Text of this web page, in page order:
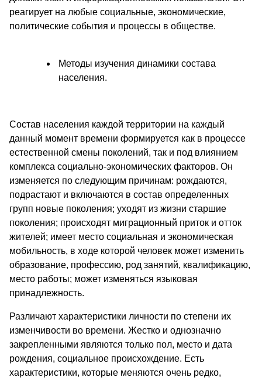
реагирует на любые социальные, экономические,
политические события и процессы в обществе.
Методы изучения динамики состава
населения.
Состав населения каждой территории на каждый
данный момент времени формируется как в процессе
естественной смены поколений, так и под влиянием
комплекса социально-экономических факторов. Он
изменяется по следующим причинам: рождаются,
подрастают и включаются в состав определенных
групп новые поколения; уходят из жизни старшие
поколения; происходят миграционный приток и отток
жителей; имеет место социальная и экономическая
мобильность, в ходе которой человек может изменить
образование, профессию, род занятий, квалификацию,
место работы; может изменяться языковая
принадлежность.
Различают характеристики личности по степени их
изменчивости во времени. Жестко и однозначно
закрепленными являются только пол, место и дата
рождения, социальное происхождение. Есть
характеристики, которые меняются очень редко,